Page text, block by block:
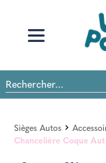
Sièges Autos
Chancelière Coque